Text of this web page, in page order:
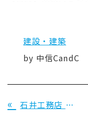
建設・建築
by 中信CandC
« 石井工務店 株式会社 様